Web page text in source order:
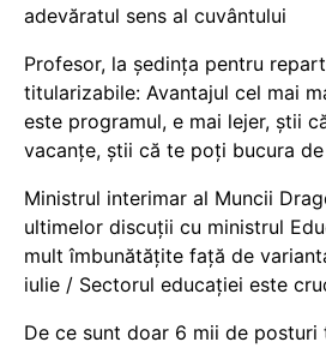
adevăratul sens al cuvântului
Profesor, la ședința pentru
titularizabile: Avantajul cel mai
este programul, e mai lejer, știi
vacanţe, știi că te poți bucura
Ministrul interimar al Muncii
ultimelor discuții cu ministrul
mult îmbunătățite față de
iulie / Sectorul educației este
De ce sunt doar 6 mii de